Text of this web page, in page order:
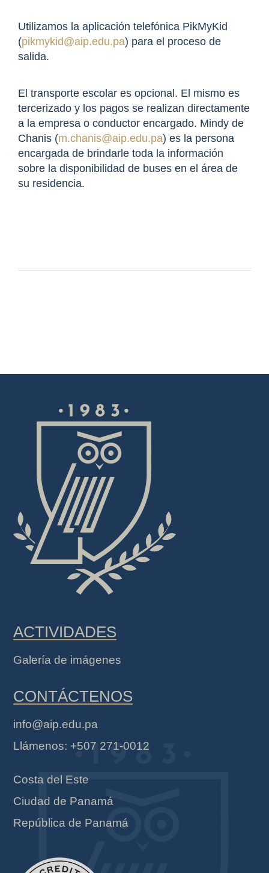
Utilizamos la aplicación telefónica PikMyKid
(pikmykid@aip.edu.pa) para el proceso de
salida.
El transporte escolar es opcional. El mismo es
tercerizado y los pagos se realizan directamente
a la empresa o conductor encargado. Mindy de
Chanis (m.chanis@aip.edu.pa) es la persona
encargada de brindarle toda la información
sobre la disponibilidad de buses en el área de
su residencia.
ACTIVIDADES
Galería de imágenes
CONTÁCTENOS
info@aip.edu.pa
Llámenos: +507 271-0012
Costa del Este
Ciudad de Panamá
República de Panamá